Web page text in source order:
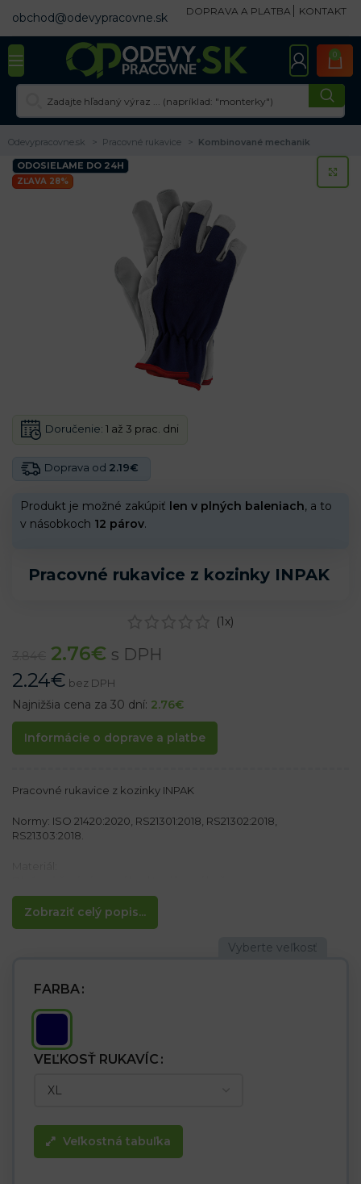
obchod@odevypracovne.sk DOPRAVA A PLATBA KONTAKT
0
Odevypracovne.sk Pracovné rukavice Kombinované mechanik
ODOSIELAME DO 24H
ZĽAVA 28%
Pracovné rukavice z kozinky INPAK
Doprava od 2.19€
Doručenie: 1 až 3 prac. dni
(1x)
2.76€ s DPH
2.24€ bez DPH
Produkt je možné zakúpiť len v plných baleniach, a to
v násobkoch 12 párov.
Najnižšia cena za 30 dní: 2.76€
Informácie o doprave a platbe
Zobraziť celý popis...
Pracovné rukavice z kozinky INPAK
Normy: ISO 21420:2020, RS21301:2018, RS21302:2018,
RS21303:2018.
Chrbtová časť z elastickej textílie
Vlastnosti
– Dlaňová časť je vyrobená z jedného kusu kože, rukavice tak
majú väčšiu pevnosť a odolnosť proti oderu
spokojnosť aj pre toho najnáročnejšieho zákazníka
– Ideálne pre vodičov a manažérov
FARBA
VEĽKOSŤ RUKAVÍC
Veľkostná tabuľka